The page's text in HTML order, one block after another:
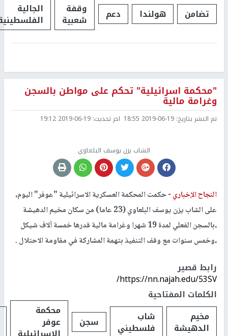
تضامن
هولندا دعم وقفة
شعبية
الجالية
"محكمة اسرائيلية" تحكم على مواطن بالسجن
وغرامة مالية
تم النشر بتاريخ: 2019-06-19 18:55 اخر تحديث: 2019-06-19 19:12
الشاب يزن يوسف البلعاوي